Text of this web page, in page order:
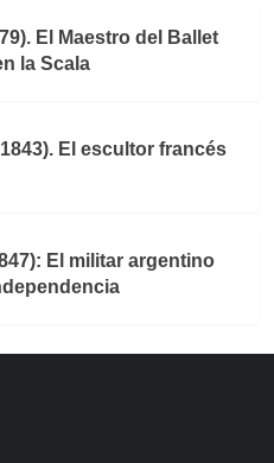
El Maestro del Ballet
la Scala
El escultor francés
El militar argentino